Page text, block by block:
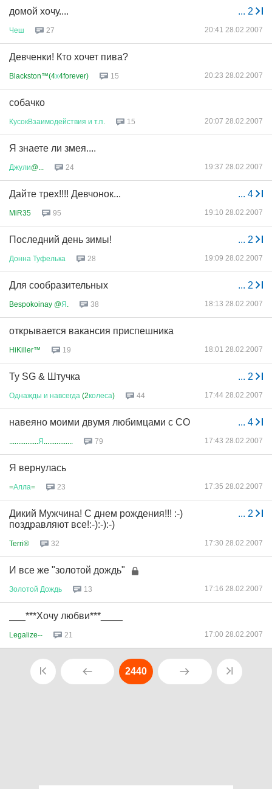
... 2
домой хочу....
Чеш 27 20:41 28.02.2007
Девченки! Кто хочет пива?
Blackston™(4х4forever) 15 20:23 28.02.2007
собачко
КусокВзаимодействия и т.п 15 20:07 28.02.2007
Я знаете ли змея....
Джули@... 24 19:37 28.02.2007
... 4
Дайте трех!!!! Девчонок...
MiR35 95 19:10 28.02.2007
... 2
Последний день зимы!
Донна Туфелька 28 19:09 28.02.2007
... 2
Для сообразительных
Bespokoinay @Я 38 18:13 28.02.2007
открывается вакансия приспешника
HiKiller™ 19 18:01 28.02.2007
... 2
Ту SG & Штучка
Однажды и навсегда (2колеса) 44 17:44 28.02.2007
... 4
навеяно моими двумя любимцами с СО
Я 79 17:43 28.02.2007
Я вернулась
=Алла= 23 17:35 28.02.2007
... 2
Дикий Мужчина! С днем рождения!!! :-)
поздравляют все!:-):-):-)
Terri® 32 17:30 28.02.2007
И все же "золотой дождь"
Золотой Дождь 13 17:16 28.02.2007
___***Хочу любви***____
Legalize-- 21 17:00 28.02.2007
2440